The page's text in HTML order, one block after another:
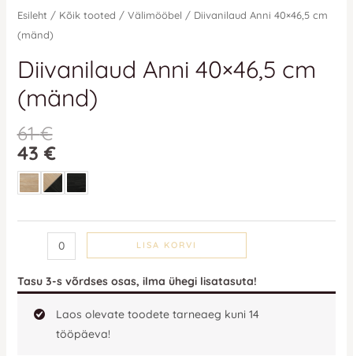
Esileht / Kõik tooted / Välimööbel / Diivanilaud Anni 40×46,5 cm
(mänd)
Diivanilaud Anni 40×46,5 cm
(mänd)
61€
43€
LISA KORVI
Tasu 3-s võrdses osas, ilma ühegi lisatasuta!
Laos olevate toodete tarneaeg kuni 14
tööpäeva!